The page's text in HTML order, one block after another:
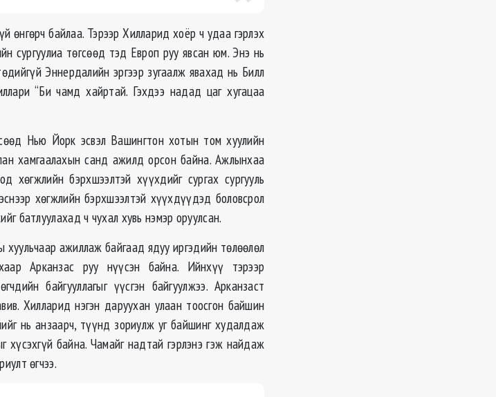
өнгөрч байлаа. Тэрээр Хилларид хоёр ч удаа гэрлэх
сургуулиа төгсөөд тэд Европ руу явсан юм. Энэ нь
Эннердалийн эргээр зугаалж явахад нь Билл
“Би чамд хайртай. Гэхдээ надад цаг хугацаа
Нью Йорк эсвэл Вашингтон хотын том хуулийн
хамгаалахын санд ажилд орсон байна. Ажлынхаа
бэрхшээлтэй хүүхдийг сургах сургууль
хөгжлийн бэрхшээлтэй хүүхдүүдэд боловсрол
батлуулахад ч чухал хувь нэмэр оруулсан.
ажиллаж байгаад ядуу иргэдийн төлөөлөл
Арканзас руу нүүсэн байна. Ийнхүү тэрээр
байгууллагыг үүсгэн байгуулжээ. Арканзаст
Хилларид нэгэн даруухан улаан тоосгон байшин
нь анзаарч, түүнд зориулж уг байшинг худалдаж
хүсэхгүй байна. Чамайг надтай гэрлэнэ гэж найдаж
өгчээ.